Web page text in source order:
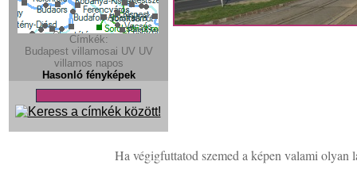
Címkék:
Budapest villamosai UV UV
villamos napos
Hasonló fényképek
Ha végigfuttatod szemed a képen valami olyan